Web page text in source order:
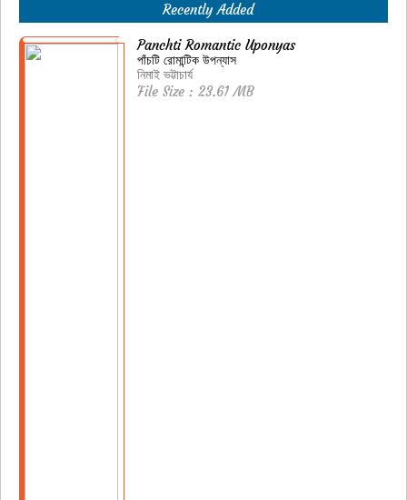
Recently Added
Panchti Romantic Uponyas
পাঁচটি রোমান্টিক উপন্যাস
নিমাই ভট্টাচার্য
File Size : 23.61 MB